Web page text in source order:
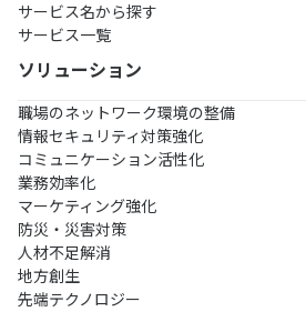
サービス名から探す
サービス一覧
ソリューション
職場のネットワーク環境の整備
情報セキュリティ対策強化
コミュニケーション活性化
業務効率化
マーケティング強化
防災・災害対策
人材不足解消
地方創生
先端テクノロジー